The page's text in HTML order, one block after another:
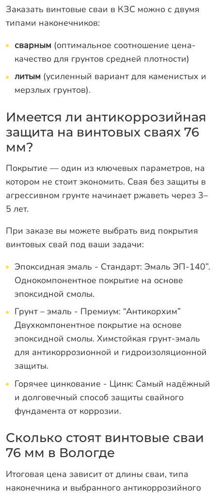
Заказать винтовые сваи в КЗС можно с двумя
типами наконечников:
сварным(оптимальное соотношение цена-
качество для грунтов средней плотности)
литым(усиленный вариант для каменистых и
мерзлых грунтов).
Имеется ли антикоррозийная
защита на винтовых сваях 76
мм?
Покрытие — один из ключевых параметров, на
котором не стоит экономить. Свая без защиты в
агрессивном грунте начинает ржаветь через 3–
5 лет.
При заказе вы можете выбрать вид покрытия
винтовых свай под ваши задачи:
Эпоксидная эмаль - Стандарт: Эмаль ЭП-140”.
Однокомпонентное покрытие на основе
эпоксидной смолы.
Грунт – эмаль - Премиум: “Антикорхим”
Двухкомпонентное покрытие на основе
эпоксидной смолы. Химстойкая грунт-эмаль
для антикоррозионной и гидроизоляционной
защиты.
Горячее цинкование - Цинк: Самый надёжный
и долговечный способ защиты свайного
фундамента от коррозии.
Сколько стоят винтовые сваи
76 мм в Вологде
Итоговая цена зависит от длины сваи, типа
наконечника и выбранного антикоррозийного